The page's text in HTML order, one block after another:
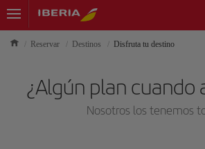
Reservar Destinos Disfruta tu destino
¿Algún plan cuando
Nosotros los tenemos